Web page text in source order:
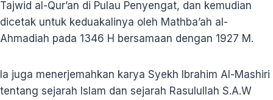
Tajwid al-Qur’an di Pulau Penyengat, dan kemudian
dicetak untuk keduakalinya oleh Mathba’ah al-
Ahmadiah pada 1346 H bersamaan dengan 1927 M.
Ia juga menerjemahkan karya Syekh Ibrahim Al-Mashiri
tentang sejarah Islam dan sejarah Rasulullah S.A.W